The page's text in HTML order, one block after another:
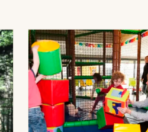
mes départements